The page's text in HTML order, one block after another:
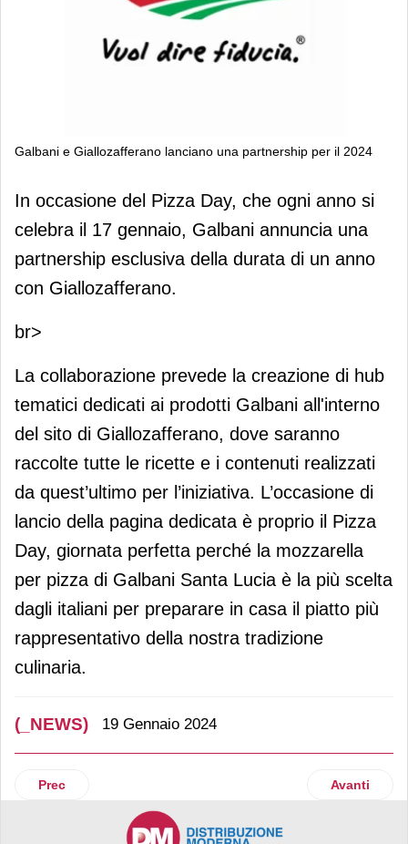
Galbani e Giallozafferano lanciano una partnership per il 2024
Galbani e Giallozafferano lanciano
una partnership per il 2024
In occasione del Pizza Day, che ogni anno si
celebra il 17 gennaio, Galbani annuncia una
partnership esclusiva della durata di un anno
con Giallozafferano.
br>
La collaborazione prevede la creazione di hub
tematici dedicati ai prodotti Galbani all'interno
del sito di Giallozafferano, dove saranno
raccolte tutte le ricette e i contenuti realizzati
da quest’ultimo per l’iniziativa. L’occasione di
lancio della pagina dedicata è proprio il Pizza
Day, giornata perfetta perché la mozzarella
per pizza di Galbani Santa Lucia è la più scelta
dagli italiani per preparare in casa il piatto più
rappresentativo della nostra tradizione
culinaria.
(_NEWS) 19 Gennaio 2024
Articolo precedente: Tonitto 1939 presenta la rinnovata
Prec Articolo
Avanti